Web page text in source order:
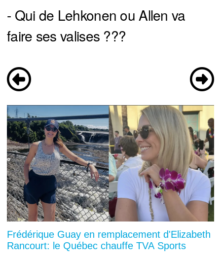
- Qui de Lehkonen ou Allen va
faire ses valises ???
Frédérique Guay en remplacement d'Elizabeth
Rancourt: le Québec chauffe TVA Sports